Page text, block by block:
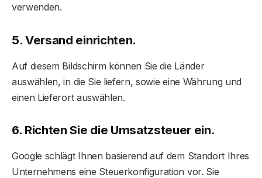
verwenden.
5. Versand einrichten.
Auf diesem Bildschirm können Sie die Länder
auswählen, in die Sie liefern, sowie eine Währung und
einen Lieferort auswählen.
6. Richten Sie die Umsatzsteuer ein.
Google schlägt Ihnen basierend auf dem Standort Ihres
Unternehmens eine Steuerkonfiguration vor. Sie